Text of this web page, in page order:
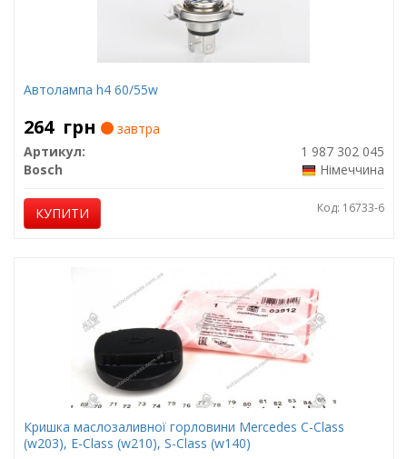
Автолампа h4 60/55w
264 грн
завтра
Артикул:
1 987 302 045
Bosch
Німеччина
КУПИТИ Код: 16733-6
Кришка маслозаливної горловини Mercedes C-Class
(w203), E-Class (w210), S-Class (w140)